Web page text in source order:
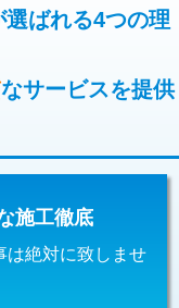
38,500円
22,000円+材料費
選ばれる4つの理
なサービスを提供
施工徹底
は絶対に致しませ